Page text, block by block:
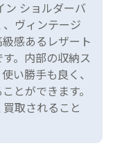
ン ショルダーバ
ヴィンテージ
感あるレザート
。内部の収納ス
い勝手も良く、
とができます。
取されること